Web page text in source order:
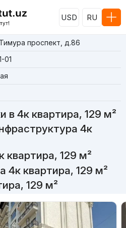
USD RU
проспект, д.86
01
в 4к квартира, 129 м²
4к
квартира, 129 м²
4к квартира, 129 м²
129 м²